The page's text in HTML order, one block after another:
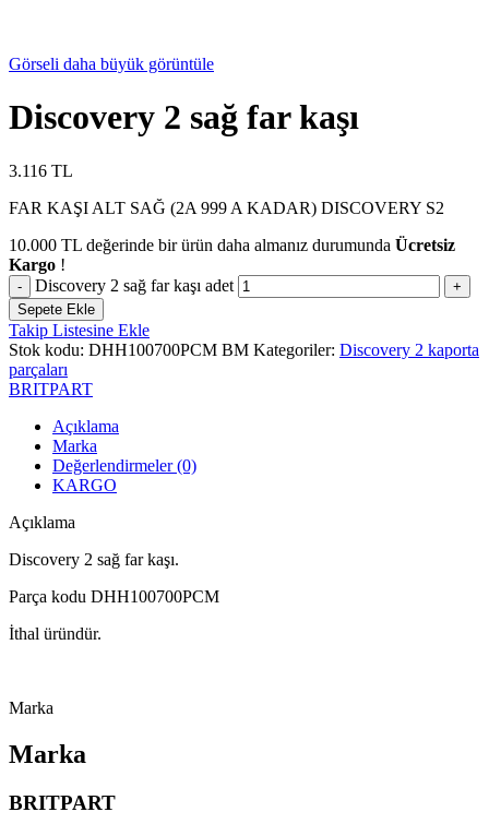
Görseli daha büyük görüntüle
Discovery 2 sağ far kaşı
3.116 TL
FAR KAŞI ALT SAĞ (2A 999 A KADAR) DISCOVERY S2
10.000 TL değerinde bir ürün daha almanız durumunda Ücretsiz
Kargo !
Discovery 2 sağ far kaşı adet
Sepete Ekle
Takip Listesine Ekle
Stok kodu: DHH100700PCM BM Kategoriler: Discovery 2 kaporta
parçaları
BRITPART
Açıklama
Marka
Değerlendirmeler (0)
KARGO
Açıklama
Discovery 2 sağ far kaşı.
Parça kodu DHH100700PCM
İthal üründür.
Marka
Marka
BRITPART